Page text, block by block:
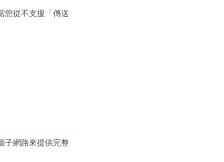
您從不支援「傳送
子網路來提供完整